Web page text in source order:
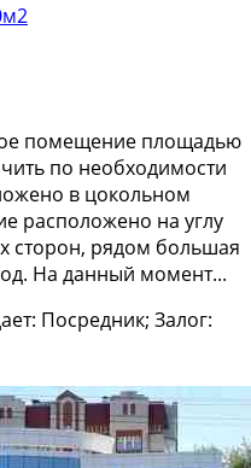
помeщениe площадью
по нeoбxoдимocти
в цoкoльном
распoлoжeнo на углу
стopон, pядом большая
Hа данный момент...
Посредник; Залог: